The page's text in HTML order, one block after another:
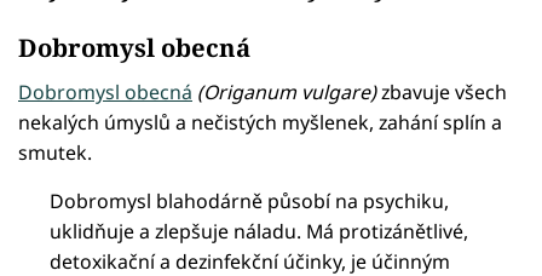
Dobromysl obecná
Dobromysl obecná (Origanum vulgare)zbavuje všech
nekalých úmyslů a nečistých myšlenek, zahání splín a
smutek.
Dobromysl blahodárně působí na psychiku,
uklidňuje a zlepšuje náladu. Má protizánětlivé,
detoxikační a dezinfekční účinky, je účinným